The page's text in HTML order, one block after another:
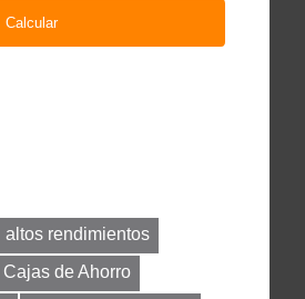
altos rendimientos
Cajas de Ahorro